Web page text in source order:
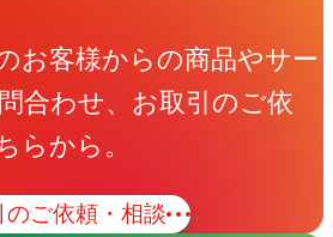
お客様からの商品やサー
合わせ、お取引のご依
らから。
のご依頼・相談